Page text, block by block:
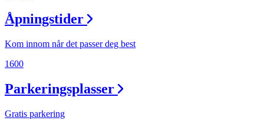
Åpningstider
Kom innom når det passer deg best
1600
Parkeringsplasser
Gratis parkering